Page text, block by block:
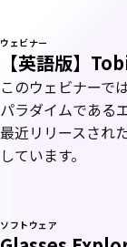
ウェビナー
【英語版】
このウェビナーで
パラダイムである
最近リリースされ
しています。
ソフトウェア